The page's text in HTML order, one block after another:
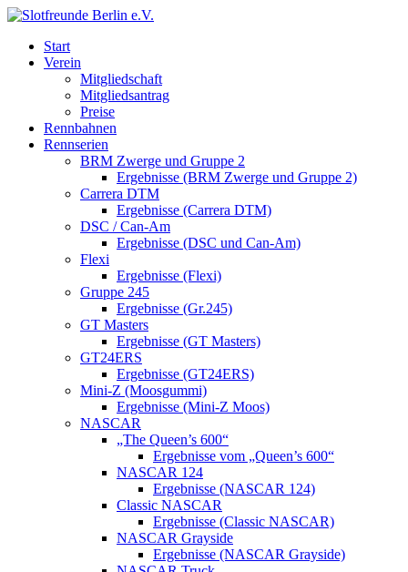
Start
Verein
Mitgliedschaft
Mitgliedsantrag
Preise
Rennbahnen
Rennserien
BRM Zwerge und Gruppe 2
Ergebnisse (BRM Zwerge und Gruppe 2)
Carrera DTM
Ergebnisse (Carrera DTM)
DSC / Can-Am
Ergebnisse (DSC und Can-Am)
Flexi
Ergebnisse (Flexi)
Gruppe 245
Ergebnisse (Gr.245)
GT Masters
Ergebnisse (GT Masters)
GT24ERS
Ergebnisse (GT24ERS)
Mini-Z (Moosgummi)
Ergebnisse (Mini-Z Moos)
NASCAR
„The Queen’s 600“
Ergebnisse vom „Queen’s 600“
NASCAR 124
Ergebnisse (NASCAR 124)
Classic NASCAR
Ergebnisse (Classic NASCAR)
NASCAR Grayside
Ergebnisse (NASCAR Grayside)